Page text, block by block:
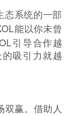
态系统的一部
能以你未曾
引导合作越
吸引力就越
双赢。借助人